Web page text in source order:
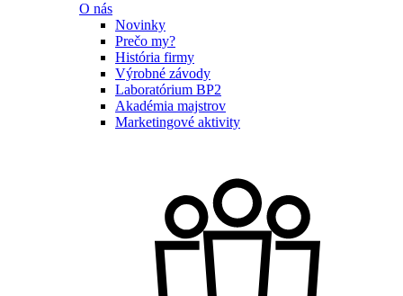
O nás
Novinky
Prečo my?
História firmy
Výrobné závody
Laboratórium BP2
Akadémia majstrov
Marketingové aktivity